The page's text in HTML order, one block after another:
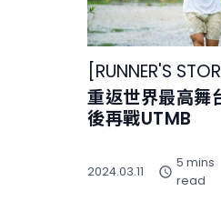
RUNNER'S
重返世界最高舞
後再戰UTMB
2024.03.11
5 mins
read